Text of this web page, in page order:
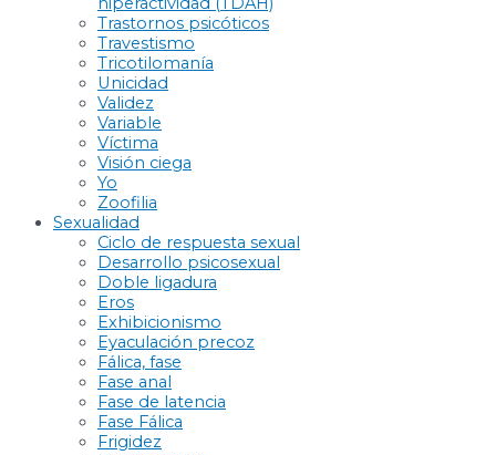
Trastornos psicóticos
Travestismo
Tricotilomanía
Unicidad
Validez
Variable
Víctima
Visión ciega
Yo
Zoofilia
Sexualidad
Ciclo de respuesta sexual
Desarrollo psicosexual
Doble ligadura
Eros
Exhibicionismo
Eyaculación precoz
Fálica, fase
Fase anal
Fase de latencia
Fase Fálica
Frigidez